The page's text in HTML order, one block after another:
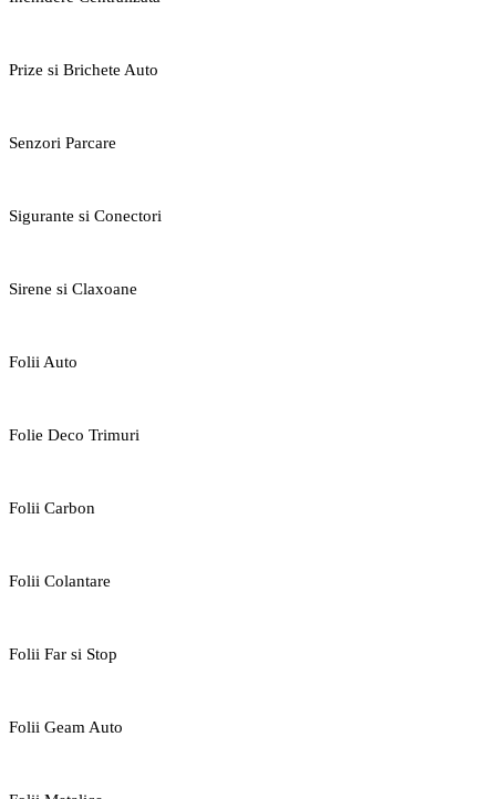
Prize si Brichete Auto
Senzori Parcare
Sigurante si Conectori
Sirene si Claxoane
Folii Auto
Folie Deco Trimuri
Folii Carbon
Folii Colantare
Folii Far si Stop
Folii Geam Auto